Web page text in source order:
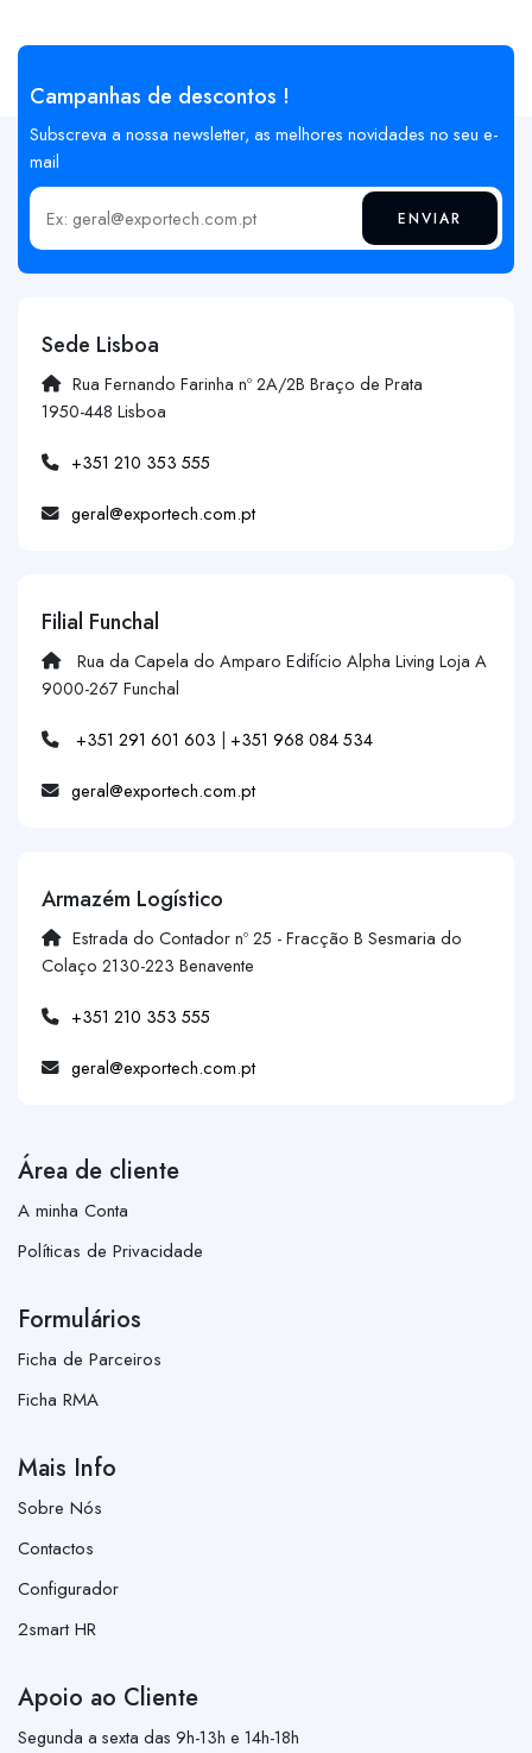
Campanhas de descontos !
Subscreva a nossa newsletter, as melhores novidades no seu e-
mail
Insira o seu email ENVIAR
Sede Lisboa
Rua Fernando Farinha nº 2A/2B Braço de Prata
1950-448 Lisboa
+351 210 353 555
geral@exportech.com.pt
Filial Funchal
Rua da Capela do Amparo Edifício Alpha Living Loja A
9000-267 Funchal
+351 291 601 603 | +351 968 084 534
geral@exportech.com.pt
Armazém Logístico
Estrada do Contador nº 25 - Fracção B Sesmaria do
Colaço 2130-223 Benavente
+351 210 353 555
geral@exportech.com.pt
Área de cliente
A minha Conta
Políticas de Privacidade
Formulários
Ficha de Parceiros
Ficha RMA
Mais Info
Sobre Nós
Contactos
Configurador
2smart HR
Apoio ao Cliente
Segunda a sexta das 9h-13h e 14h-18h